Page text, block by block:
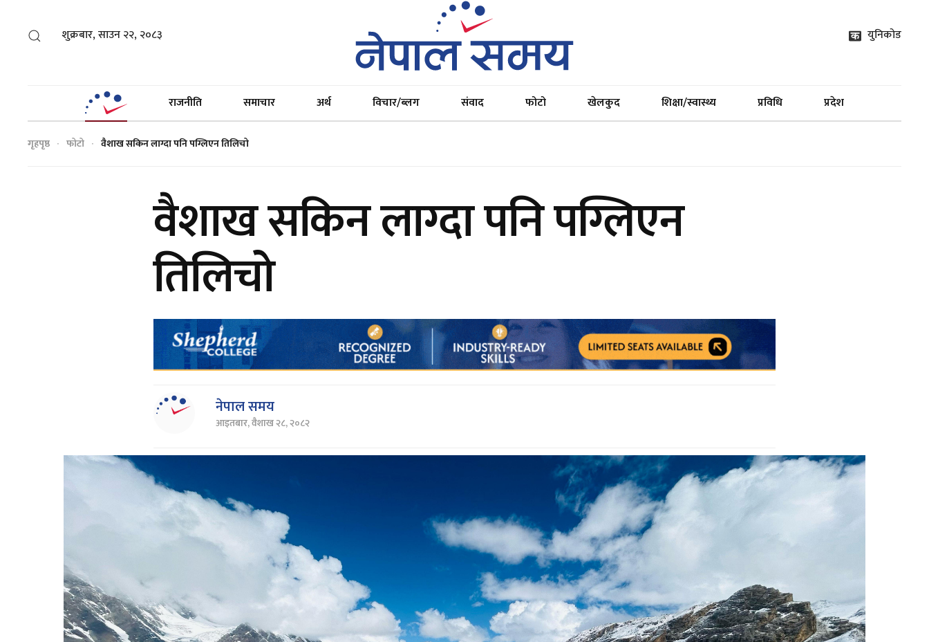
शुक्रबार, साउन २२, २०८३ युनिकोड
राजनीति समाचार अर्थ विचार/ब्लग संवाद फोटो खेलकुद शिक्षा/स्वास्थ्य प्रविधि प्रदेश
गृहपृष्ठ फोटो वैशाख सकिन लाग्दा पनि पग्लिएन तिलिचो
वैशाख सकिन लाग्दा पनि पग्लिएन
तिलिचो
नेपाल समय
आइतबार, वैशाख २८, २०८२